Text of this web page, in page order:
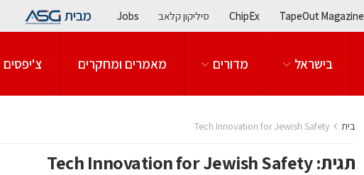
TapeOut Magazine
ChipEx סיליקון קלאב Jobs מבית
בישראל מדורים מאמרים ומחקרים צ'יפסים
בית Tech Innovation for Jewish Safety
תגית:Tech Innovation for Jewish Safety